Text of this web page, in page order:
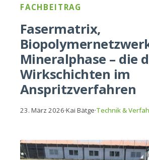
FACHBEITRAG
Fasermatrix,
Mineralphase – die
Wirkschichten im
Anspritzverfahren
23. März 2026·Kai Bätge·Technik &